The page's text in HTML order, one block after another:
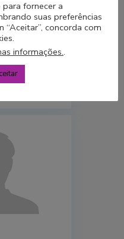
fornecer a
suas preferências
“Aceitar”, concorda com
informações..